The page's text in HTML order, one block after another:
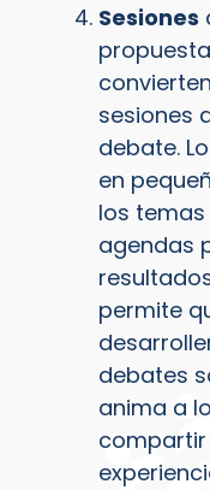
Sesiones
sesiones
debate.
en
los temas
agendas
permite
debates
anima a
compartir